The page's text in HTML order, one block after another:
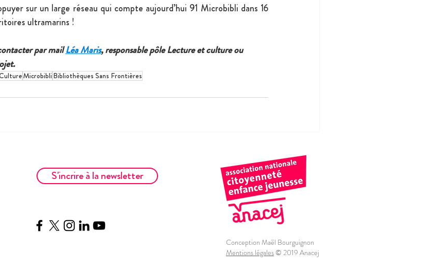
sur un large réseau qui compte aujourd’hui 91 Microbibli dans 16
ultramarins !
par mail Léa Maris, responsable pôle Lecture et culture ou
Microbibli Bibliothèques Sans Frontières
S'incrire à la newsletter
Conception Maël Bourguignon
Mentions légales© 2019 Anacej